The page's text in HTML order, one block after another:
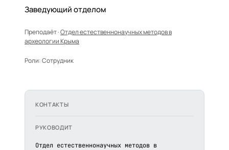
Заведующий отделом
Преподаёт ·Отдел естественнонаучных методов в
археологии Крыма
Роли:Сотрудник
КОНТАКТЫ
РУКОВОДИТ
Отдел естественнонаучных методов в